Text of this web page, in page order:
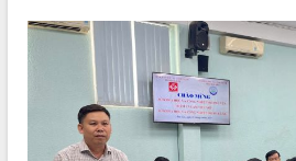
THỐNG KÊ TRUY CẬP
5372
66091040